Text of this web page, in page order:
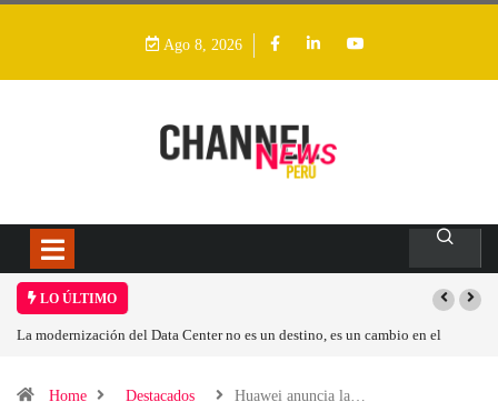
Ago 8, 2026
LO ÚLTIMO
Los ingresos por semiconductores aumentarán más de un 94 % en 2026
Home Destacados Huawei anuncia la…